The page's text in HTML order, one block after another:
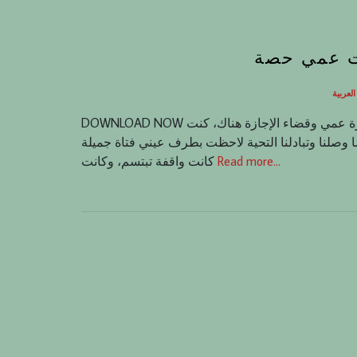
عمي حصة
DOWNLOAD NOW بدأت القصة عندما قرر والداي السفر إلى مدينة الرياض لزيارة عمي وقضاء الإجازة هناك، كنت
وصلنا وتبادلنا التحية لاحظت بطرف عيني فتاة جميلة
Read more…